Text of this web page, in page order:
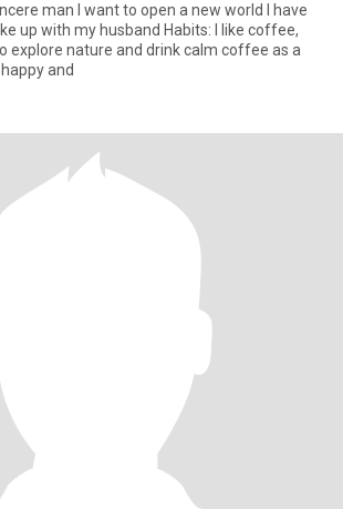
a new world I have
explore nature and drink calm coffee as a
happy and